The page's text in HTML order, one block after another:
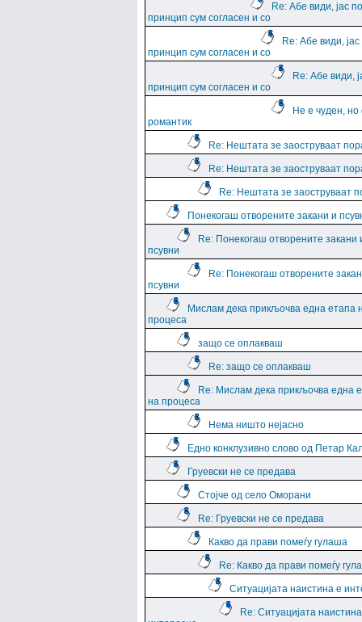
Re: Абе види, јас по
принцип сум согласен и со
Re: Абе види,
принцип сум согласен и со
Re: Абе види,
принцип сум согласен и со
Не е чуден, но
романтик
Re: Нештата зе заоструваат
Re: Нештата зе заоструваат
Re: Нештата зе заоструваат
Понекогаш отворените закани и
Re: Понекогаш отворените закани
псувни
Re: Понекогаш отворените
псувни
Мислам дека прикљочва една етапа
процеса
защо се оплакваш
Re: защо се оплакваш
Re: Мислам дека прикљочва една
на процеса
Нема ништо нејасно
Едно конклузивно слово од Петар
Груевски не се предава
Стојче од село Оморани
Re: Груевски не се предава
Какво да прави помеѓу гулаша
Re: Какво да прави помеѓу
Ситуацијата наистина е
Re: Ситуацијата